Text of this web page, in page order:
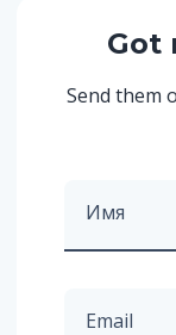
Got
Send them
Имя
Email